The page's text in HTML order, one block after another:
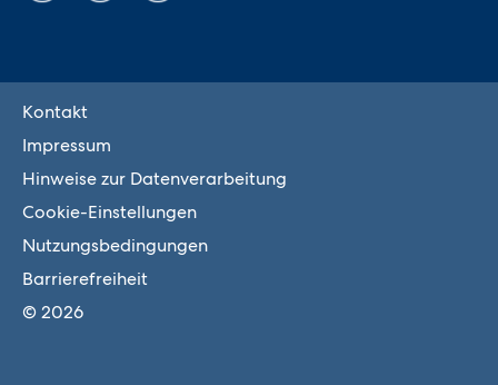
Kontakt
Impressum
Hinweise zur Datenverarbeitung
Cookie-Einstellungen
Nutzungsbedingungen
Barrierefreiheit
© 2026